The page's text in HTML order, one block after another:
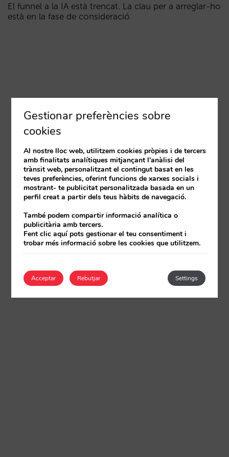
El funnel a la IA està trencat. La clau per a arreglar-ho
està en la fase de consideració
Gestionar preferències sobre
cookies
Al nostre lloc web, utilitzem cookies pròpies i de tercers
amb finalitats analítiques mitjançant l'anàlisi del
trànsit web, personalitzant el contingut basat en les
teves preferències, oferint funcions de xarxes socials i
mostrant- te publicitat personalitzada basada en un
perfil creat a partir dels teus hàbits de navegació.
També podem compartir informació analítica o
publicitària amb tercers.
Fent clic aquí pots gestionar el teu consentiment i
trobar més informació sobre les cookies que utilitzem.
Acceptar Settings
Rebutjar